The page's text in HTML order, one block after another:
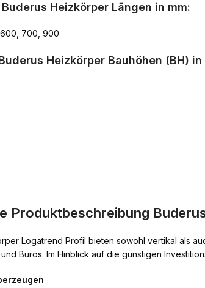
Heizkörper Längen in mm:
700, 900
Heizkörper Bauhöhen (BH) in
Produktbeschreibung
Logatrend Profil bieten sowohl vertikal als
Büros. Im Hinblick auf die günstigen